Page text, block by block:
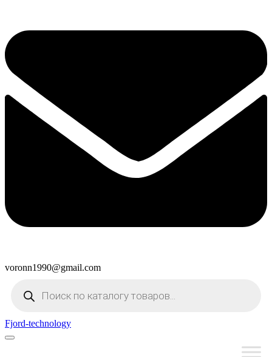
voronn1990@gmail.com
товаров
Fjord-technology